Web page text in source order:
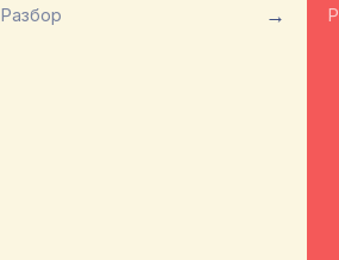
Разбор →